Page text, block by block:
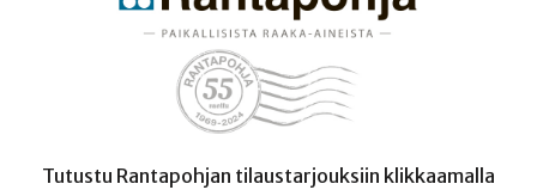
Tutustu Rantapohjan tilaustarjouksiin klikkaamalla